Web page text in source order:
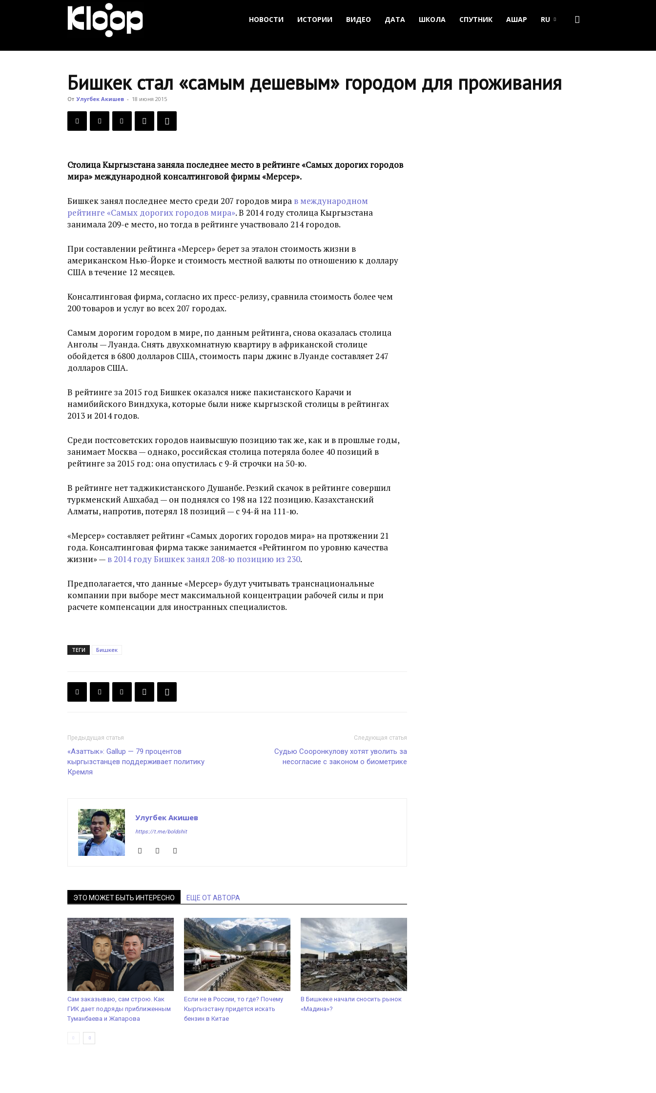
Новости
НОВОСТИ ИСТОРИИ ВИДЕО ДАТА ШКОЛА СПУТНИК АШАР RU
Бишкек стал «самым дешевым» городом для проживания
От Улугбек Акишев - 18 июня 2015
Столица Кыргызстана заняла последнее место в рейтинге «Самых дорогих городов
мира» международной консалтинговой фирмы «Мерсер».
Бишкек занял последнее место среди 207 городов мира в международном
рейтинге «Самых дорогих городов мира». В 2014 году столица Кыргызстана
занимала 209-е место, но тогда в рейтинге участвовало 214 городов.
При составлении рейтинга «Мерсер» берет за эталон стоимость жизни в
американском Нью-Йорке и стоимость местной валюты по отношению к доллару
США в течение 12 месяцев.
Консалтинговая фирма, согласно их пресс-релизу, сравнила стоимость более чем
200 товаров и услуг во всех 207 городах.
Самым дорогим городом в мире, по данным рейтинга, снова оказалась столица
Анголы — Луанда. Снять двухкомнатную квартиру в африканской столице
обойдется в 6800 долларов США, стоимость пары джинс в Луанде составляет 247
долларов США.
В рейтинге за 2015 год Бишкек оказался ниже пакистанского Карачи и
намибийского Виндхука, которые были ниже кыргызской столицы в рейтингах
2013 и 2014 годов.
Среди постсоветских городов наивысшую позицию так же, как и в прошлые годы,
занимает Москва — однако, российская столица потеряла более 40 позиций в
рейтинге за 2015 год: она опустилась с 9-й строчки на 50-ю.
В рейтинге нет таджикистанского Душанбе. Резкий скачок в рейтинге совершил
туркменский Ашхабад — он поднялся со 198 на 122 позицию. Казахстанский
Алматы, напротив, потерял 18 позиций — с 94-й на 111-ю.
«Мерсер» составляет рейтинг «Самых дорогих городов мира» на протяжении 21
года. Консалтинговая фирма также занимается «Рейтингом по уровню качества
жизни» — в 2014 году Бишкек занял 208-ю позицию из 230.
Предполагается, что данные «Мерсер» будут учитывать транснациональные
компании при выборе мест максимальной концентрации рабочей силы и при
расчете компенсации для иностранных специалистов.
ТЕГИ Бишкек
Предыдущая статья
«Азаттык»: Gallup — 79 процентов
кыргызстанцев поддерживает политику
Кремля
Следующая статья
Судью Сооронкулову хотят уволить за
несогласие с законом о биометрике
Улугбек Акишев
https://t.me/boldshit
ЭТО МОЖЕТ БЫТЬ ИНТЕРЕСНО ЕЩЕ ОТ АВТОРА
Сам заказываю, сам строю. Как
ГИК дает подряды приближенным
Туманбаева и Жапарова
Если не в России, то где? Почему
Кыргызстану придется искать
бензин в Китае
В Бишкеке начали сносить рынок
«Мадина»?